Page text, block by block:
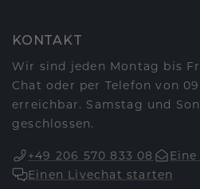
KONTAKT
Wir sind jeden Montag bis
Chat oder per Telefon von
erreichbar. Samstag und
geschlossen.
+49 206 570 833 08
Einen Livechat starten